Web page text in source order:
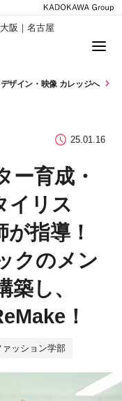
阪｜名古屋
デザイン・ 映像 カレッジへ
25.01.16
ー育成・
イリス
が指導！
クのメン
し、
！
ァッション学部